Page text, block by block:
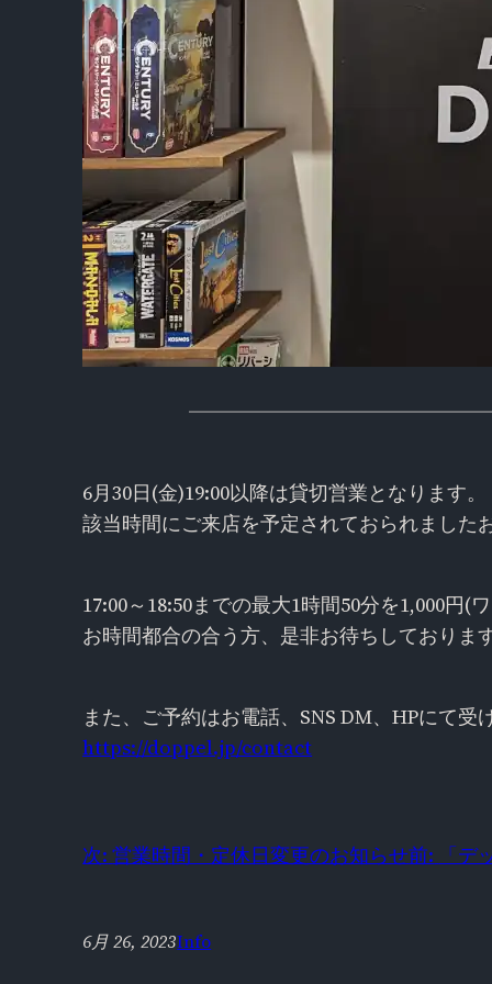
6月30日(金)19:00以降は貸切営業となります。
該当時間にご来店を予定されておられました
17:00～18:50までの最大1時間50分を1,000円
お時間都合の合う方、是非お待ちしておりま
また、ご予約はお電話、SNS DM、HPにて
https://doppel.jp/contact
次: 営業時間・定休日変更のお知らせ前: 「
6月 26, 2023Info